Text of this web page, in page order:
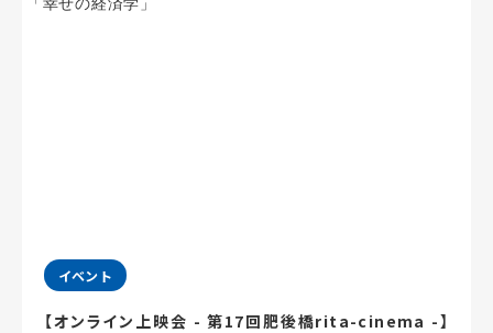
イベント
【オンライン上映会 - 第17回肥後橋rita-cinema -】